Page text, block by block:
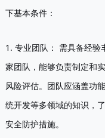
下基本条件：
1. 专业团队： 需具备经验
家团队，能够负责制定和
风险评估。团队应涵盖功
统开发等多领域的知识，
安全防护措施。